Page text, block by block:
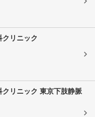
リニック
クリニック 東京下肢静脈